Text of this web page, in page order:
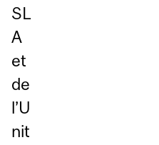
SL
A
et
de
l’U
nit